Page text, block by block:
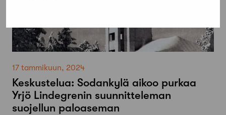
17 tammikuun, 2024
Keskustelua: Sodankylä aikoo purkaa
Yrjö Lindegrenin suunnitteleman
suojellun paloaseman